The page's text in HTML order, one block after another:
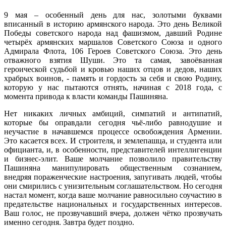
9 мая – особенный день для нас, золотыми буквами
вписанный в историю армянского народа. Это день Великой
Победы советского народа над фашизмом, давший Родине
четырёх армянских маршалов Советского Союза и одного
Адмирала Флота, 106 Героев Советского Союза. Это день
отважного взятия Шуши. Это та самая, завоёванная
героической судьбой и кровью наших отцов и дедов, наших
храбрых воинов, - память и гордость за себя и свою Родину,
которую у нас пытаются отнять, начиная с 2018 года, с
момента привода к власти команды Пашиняна.
Нет никаких личных амбиций, симпатий и антипатий,
которые бы оправдали сегодня чьё-либо равнодушие и
неучастие в начавшемся процессе освобождения Армении.
Это касается всех. И строителя, и землепашца, и студента или
официанта, и, в особенности, представителей интеллигенции
и бизнес-элит. Ваше молчание позволило правительству
Пашиняна манипулировать общественным сознанием,
внедряя пораженческие настроения, запугивать людей, чтобы
они смирились с унизительным соглашательством. Но сегодня
настал момент, когда ваше молчание равносильно соучастию в
предательстве национальных и государственных интересов.
Ваш голос, не прозвучавший вчера, должен чётко прозвучать
именно сегодня. Завтра будет поздно.